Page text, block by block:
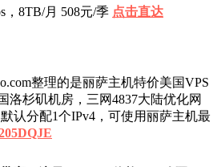
，8TB/月 508元/季 点击直达
整理的是丽萨主机特价美国VPS
洛杉矶机房，三网4837大陆优化网
认分配1个IPv4，可使用丽萨主机最